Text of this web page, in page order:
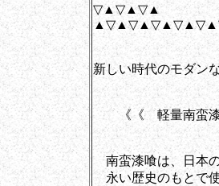
▽▲▽▲▽▲
新しい時代のモダン
《《 軽量南蛮
南蛮漆喰は、日本の
永い歴史のもとで